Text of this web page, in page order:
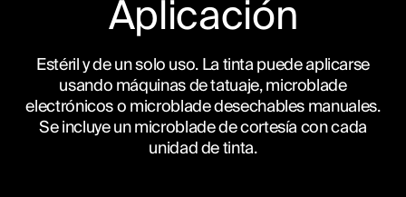
Aplicación
Estéril y de un solo uso. La tinta puede aplicarse
usando máquinas de tatuaje, microblade
electrónicos o microblade desechables manuales.
Se incluye un microblade de cortesía con cada
unidad de tinta.